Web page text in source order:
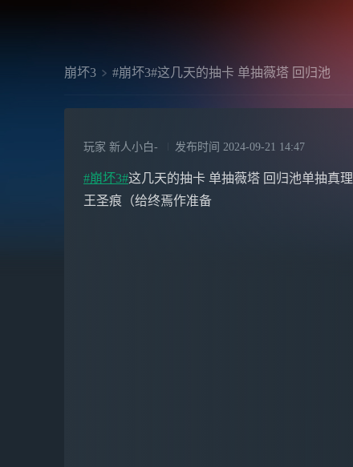
崩坏3 #崩坏3#这几天的抽卡 单抽薇塔 回归池
玩家 新人小白- 发布时间 2024-09-21 14:47
#崩坏3#这几天的抽卡 单抽薇塔 回归池单抽真
王圣痕（给终焉作准备